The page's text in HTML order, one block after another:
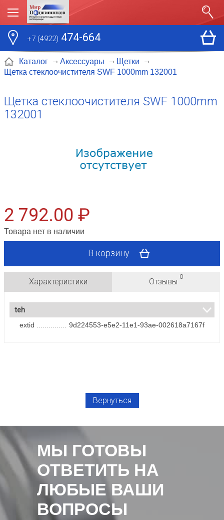
+7 (4922) 474-664
Каталог Аксессуары
Щетки
Щетка стеклоочистителя SWF 1000mm 132001
Щетка стеклоочистителя SWF 1000mm
132001
2 792.00 ₽
Товара нет в наличии
В корзину
Характеристики Отзывы
0
teh
extid
9d224553-e5e2-11e1-93ae-002618a7167f
Вернуться
МЫ ГОТОВЫ
ОТВЕТИТЬ НА
ЛЮБЫЕ ВАШИ
ВОПРОСЫ